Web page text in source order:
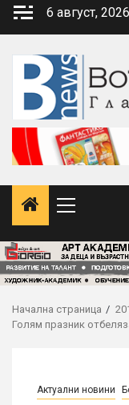
Skip
6 август, 2026
Primary
Начална страница
Голям празник
Актуални новини